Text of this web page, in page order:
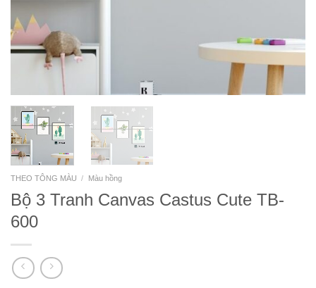
THEO TÔNG MÀU / Màu hồng
Bộ 3 Tranh Canvas Castus Cute TB-
600